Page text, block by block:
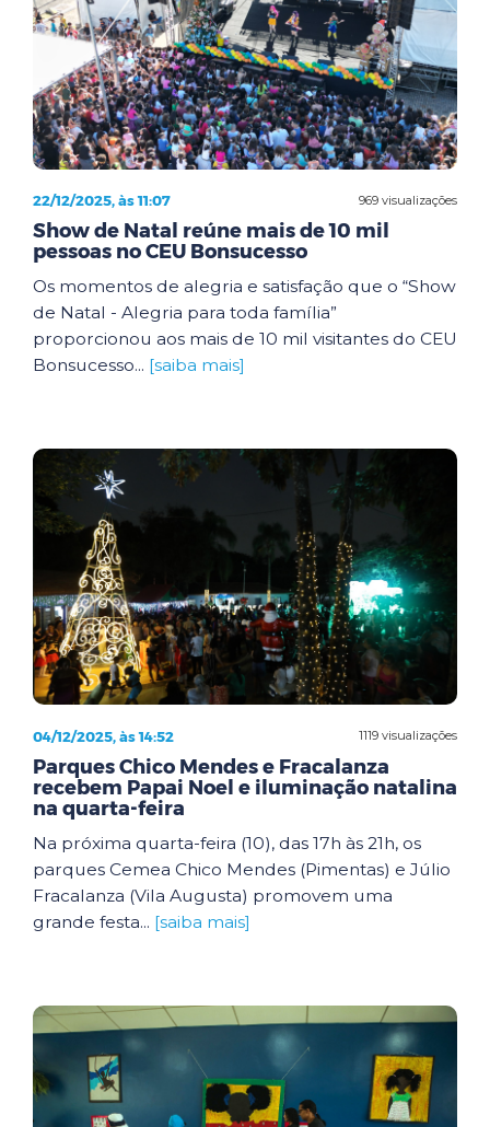
969 visualizações
22/12/2025, às 11:07
Show de Natal reúne mais de 10 mil
pessoas no CEU Bonsucesso
Os momentos de alegria e satisfação que o “Show
de Natal - Alegria para toda família”
proporcionou aos mais de 10 mil visitantes do CEU
Bonsucesso... [saiba mais]
1119 visualizações
04/12/2025, às 14:52
Parques Chico Mendes e Fracalanza
recebem Papai Noel e iluminação natalina
na quarta-feira
Na próxima quarta-feira (10), das 17h às 21h, os
parques Cemea Chico Mendes (Pimentas) e Júlio
Fracalanza (Vila Augusta) promovem uma
grande festa... [saiba mais]